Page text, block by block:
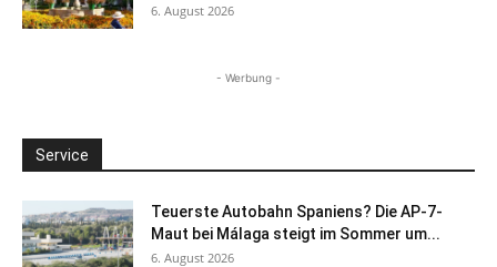
6. August 2026
- Werbung -
Service
Teuerste Autobahn Spaniens? Die AP-7-
Maut bei Málaga steigt im Sommer um...
6. August 2026